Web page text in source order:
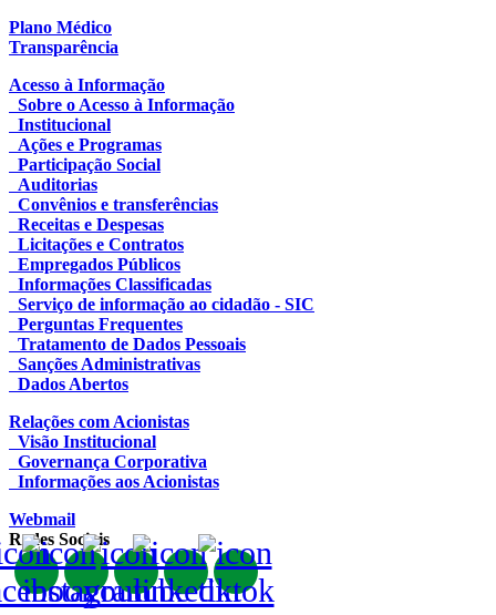
Plano Médico
Transparência
Acesso à Informação
Sobre o Acesso à Informação
Institucional
Ações e Programas
Participação Social
Auditorias
Convênios e transferências
Receitas e Despesas
Licitações e Contratos
Empregados Públicos
Informações Classificadas
Serviço de informação ao cidadão - SIC
Perguntas Frequentes
Tratamento de Dados Pessoais
Sanções Administrativas
Dados Abertos
Relações com Acionistas
Visão Institucional
Governança Corporativa
Informações aos Acionistas
Webmail
Redes Sociais